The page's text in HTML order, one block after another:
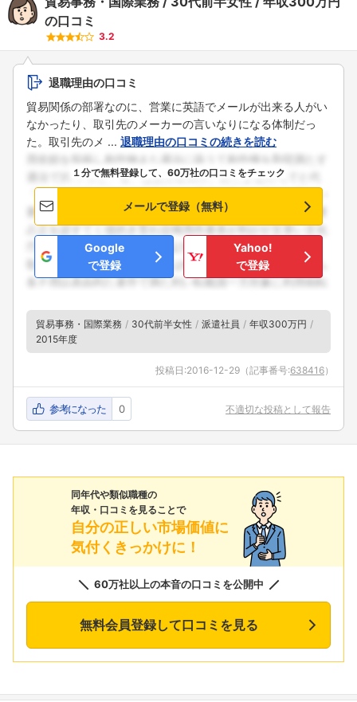
の口コミ
3.2
退職理由の口コミ
貿易関係の部署なのに、営業に英語でメールが出来る人がい
なかったり、取引先のメーカーの言いなりになる体制だっ
た。取引先のメ ... 退職理由の口コミの続きを読む
１分で無料登録して、60万社の口コミをチェック
メールで登録（無料）
Google
で登録
Yahoo!
で登録
貿易事務・国際業務 30代前半女性 派遣社員
年収300万円
2015年度
投稿日:2016-12-29 （記事番号:638416）
参考になった 0 不適切な投稿として報告
同年代や類似職種の
年収・口コミを見ることで
自分の正しい市場価値に
気付くきっかけに！
60万社以上の本音の口コミを公開中
無料会員登録して口コミを見る